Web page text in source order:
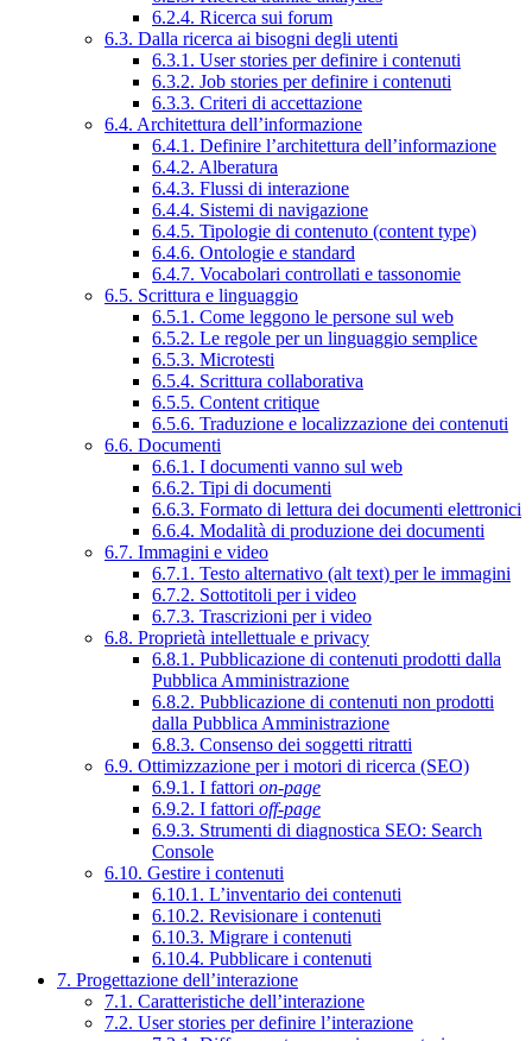
6.2.4. Ricerca sui forum
6.3. Dalla ricerca ai bisogni degli utenti
6.3.1. User stories per definire i contenuti
6.3.2. Job stories per definire i contenuti
6.3.3. Criteri di accettazione
6.4. Architettura dell’informazione
6.4.1. Definire l’architettura dell’informazione
6.4.2. Alberatura
6.4.3. Flussi di interazione
6.4.4. Sistemi di navigazione
6.4.5. Tipologie di contenuto (content type)
6.4.6. Ontologie e standard
6.4.7. Vocabolari controllati e tassonomie
6.5. Scrittura e linguaggio
6.5.1. Come leggono le persone sul web
6.5.2. Le regole per un linguaggio semplice
6.5.3. Microtesti
6.5.4. Scrittura collaborativa
6.5.5. Content critique
6.5.6. Traduzione e localizzazione dei contenuti
6.6. Documenti
6.6.1. I documenti vanno sul web
6.6.2. Tipi di documenti
6.6.3. Formato di lettura dei documenti elettronici
6.6.4. Modalità di produzione dei documenti
6.7. Immagini e video
6.7.1. Testo alternativo (alt text) per le immagini
6.7.2. Sottotitoli per i video
6.7.3. Trascrizioni per i video
6.8. Proprietà intellettuale e privacy
6.8.1. Pubblicazione di contenuti prodotti dalla
Pubblica Amministrazione
6.8.2. Pubblicazione di contenuti non prodotti
dalla Pubblica Amministrazione
6.8.3. Consenso dei soggetti ritratti
6.9. Ottimizzazione per i motori di ricerca (SEO)
6.9.1. I fattori on-page
6.9.2. I fattori off-page
6.9.3. Strumenti di diagnostica SEO: Search
Console
6.10. Gestire i contenuti
6.10.1. L’inventario dei contenuti
6.10.2. Revisionare i contenuti
6.10.3. Migrare i contenuti
6.10.4. Pubblicare i contenuti
7. Progettazione dell’interazione
7.1. Caratteristiche dell’interazione
7.2. User stories per definire l’interazione